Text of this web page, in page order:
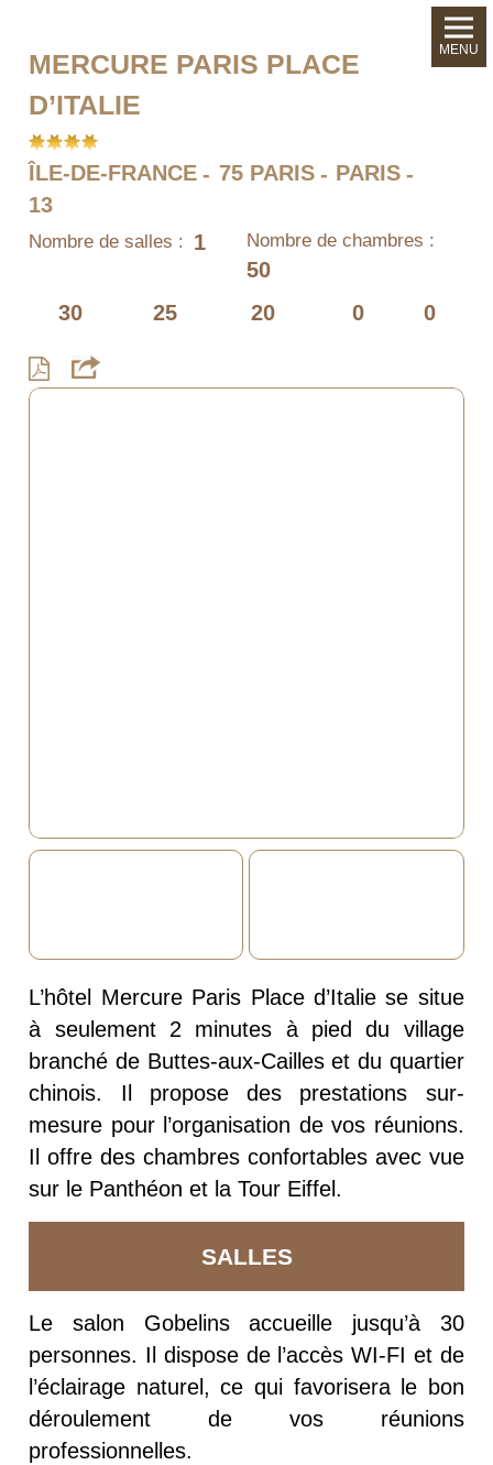
MERCURE PARIS PLACE
D’ITALIE
ÎLE-DE-FRANCE 75 PARIS
PARIS
13
Nombre de salles : 1 Nombre de chambres :
50
30
25 20 0 0
L’hôtel Mercure Paris Place d’Italie se situe
à seulement 2 minutes à pied du village
branché de Buttes-aux-Cailles et du quartier
chinois. Il propose des prestations sur-
mesure pour l’organisation de vos réunions.
Il offre des chambres confortables avec vue
sur le Panthéon et la Tour Eiffel.
SALLES
Le salon Gobelins accueille jusqu’à 30
personnes. Il dispose de l’accès WI-FI et de
l’éclairage naturel, ce qui favorisera le bon
déroulement de vos réunions
professionnelles.
MENU